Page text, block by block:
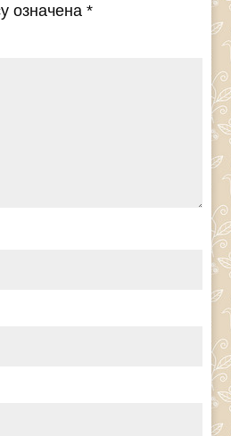
означена*